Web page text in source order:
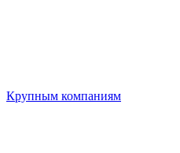
Крупным компаниям